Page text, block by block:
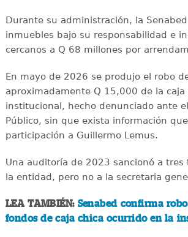
Durante su administración, la
inmuebles bajo su responsabilidad e
cercanos a Q 68 millones por
En mayo de 2026 se produjo el robo
aproximadamente Q 15,000 de la caja
institucional, hecho denunciado ante
Público, sin que exista información
participación a Guillermo Lemus.
Una auditoría de 2023 sancionó a tres
la entidad, pero no a la secretaria
LEA TAMBIÉN: Senabed confirma
fondos de caja chica ocurrido en la